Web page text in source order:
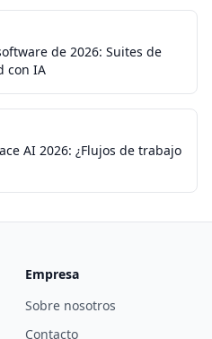
de 2026: Suites de
con IA
AI 2026: ¿Flujos de trabajo
Empresa
Sobre nosotros
Contacto